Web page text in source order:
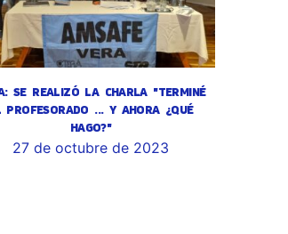
SE REALIZÓ LA CHARLA "TERMINÉ
PROFESORADO ... Y AHORA ¿QUÉ
HAGO?"
27 de octubre de 2023